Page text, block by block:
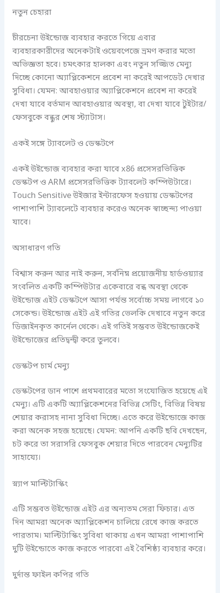
নতুন চেহারা
চীরচেনা উইন্ডোজ ব্যবহার করতে গিয়ে এবার
ব্যবহারকারীদের অনেকটাই ওয়েবপেজে ভ্রমণ করার মতো
অভিজ্ঞতা হবে। চমৎকার হালকা এবং নতুন সজ্জিত মেন্যু
দিচ্ছে কোনো অ্যাপ্লিকেশনে প্রবেশ না করেই আপডেট দেখার
সুবিধা। যেমন: আবহাওয়ার অ্যাপ্লিকেশনে প্রবেশ না করেই
দেখা যাবে বর্তমান আবহাওয়ার অবস্থা, বা দেখা যাবে টুইটার/
ফেসবুকে বন্ধুর শেষ স্ট্যাটাস।
একই সঙ্গে ট্যাবলেট ও ডেস্কটপে
একই উইন্ডোজ ব্যবহার করা যাবে x86 প্রসেসরভিত্তিক
ডেস্কটপ ও ARM প্রসেসরভিত্তিক ট্যাবলেট কম্পিউটারে।
Touch Sensitive উইজার ইন্টারফেস হওয়ায় ডেস্কটপের
পাশাপাশি ট্যাবলেটে ব্যবহার করেও অনেক স্বাচ্ছন্দ্য পাওয়া
যাবে।
অসাধারণ গতি
বিশ্বাস করুন আর নাই করুন, সর্বনিম্ন প্রয়োজনীয় হার্ডওয়্যার
সংবলিত একটি কম্পিউটার একেবারে বন্ধ অবস্থা থেকে
উইন্ডোজ এইট ডেস্কটপে আসা পর্যন্ত সর্বোচ্চ সময় লাগবে ১০
সেকেন্ড। উইন্ডোজ এইট এই গতির ভেলকি দেখাবে নতুন করে
ডিজাইনকৃত কার্নেল থেকে। এই গতিই সম্ভবত উইন্ডোজকেই
উইন্ডোজের প্রতিদ্বন্দ্বী করে তুলবে।
ডেস্কটপ চার্ম মেন্যু
ডেস্কটপের ডান পাশে প্রথমবারের মতো সংযোজিত হয়েছে এই
মেন্যু। এটি একটি অ্যাপ্লিকেশনের বিভিন্ন সেটিং, বিভিন্ন বিষয়
শেয়ার করাসহ নানা সুবিধা দিচ্ছে। এতে করে উইন্ডোজে কাজ
করা অনেক সহজ হয়েছে। যেমন: আপনি একটি ছবি দেখছেন,
চট করে তা সরাসরি ফেসবুক শেয়ার দিতে পারবেন মেন্যুটির
সাহায্যে।
স্ন্যাপ মাল্টিটাস্কিং
এটি সম্ভবত উইন্ডোজ এইট এর অন্যতম সেরা ফিচার। এত
দিন আমরা অনেক অ্যাপ্লিকেশন চালিয়ে রেখে কাজ করতে
পারতাম। মাল্টিটাস্কিং সুবিধা থাকায় এখন আমরা পাশাপাশি
দুটি উইন্ডোতে কাজ করতে পারবো এই বৈশিষ্ঠ্য ব্যবহার করে।
দুর্দান্ত ফাইল কপির গতি